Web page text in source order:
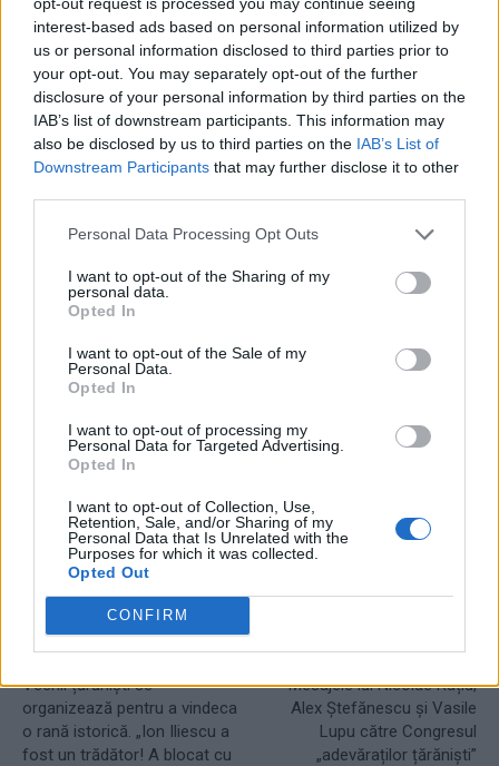
interest-based ads based on personal information utilized by
us or personal information disclosed to third parties prior to
your opt-out. You may separately opt-out of the further
disclosure of your personal information by third parties on the
IAB’s list of downstream participants. This information may
also be disclosed by us to third parties on the IAB’s List of
Downstream Participants that may further disclose it to other
Personal Data Processing Opt Outs
I want to opt-out of the Sharing of my
personal data.
Opted In
I want to opt-out of the Sale of my
Personal Data.
Opted In
I want to opt-out of processing my
Personal Data for Targeted Advertising.
Opted In
I want to opt-out of Collection, Use,
Retention, Sale, and/or Sharing of my
Personal Data that Is Unrelated with the
Purposes for which it was collected.
Opted Out
CONFIRM
*Rareș Bogdan joacă golf cu Ponta. Pentru
Turcescu, ex-PSD-istul nu mai „minte cum
respiră”, ci e „Victor”
*Cazul prădătorului sexual Visarion Alexa face
revoluție în Biserica Ortodoxă. Apar reguli
gesturile indecente și „glumele”
- Advertisement -
Alina Vance cărți Chicago DRP
Vechii țărăniști se
organizează pentru a vindeca
o rană istorică. „Ion Iliescu a
fost un trădător! A blocat cu
Mesajele lui Nicolae Rațiu,
Alex Ștefănescu și Vasile
Lupu către Congresul
„adevăraților țărăniști”